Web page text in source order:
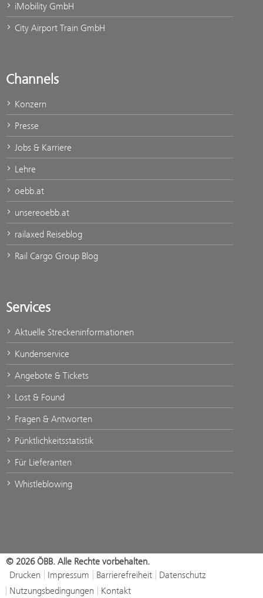
iMobility GmbH
City Airport Train GmbH
Channels
Konzern
Presse
Jobs & Karriere
Lehre
oebb.at
unsereoebb.at
railaxed Reiseblog
Rail Cargo Group Blog
Services
Aktuelle Streckeninformationen
Kundenservice
Angebote & Tickets
Lost & Found
Fragen & Antworten
Pünktlichkeitsstatistik
Für Lieferanten
Whistleblowing
© 2026 ÖBB. Alle Rechte vorbehalten.
Drucken
Impressum Barrierefreiheit
Datenschutz
Nutzungsbedingungen
Kontakt